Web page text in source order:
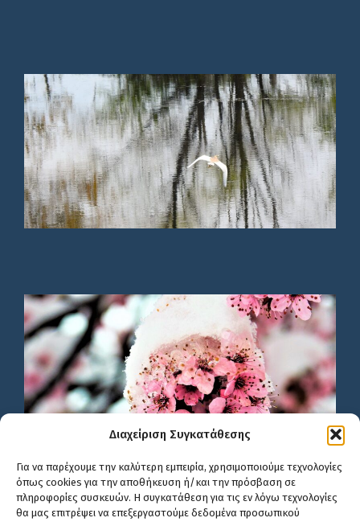
Διαχείριση Συγκατάθεσης
Για να παρέχουμε την καλύτερη εμπειρία, χρησιμοποιούμε τεχνολογίες
όπως cookies για την αποθήκευση ή/και την πρόσβαση σε
πληροφορίες συσκευών. Η συγκατάθεση για τις εν λόγω τεχνολογίες
θα μας επιτρέψει να επεξεργαστούμε δεδομένα προσωπικού